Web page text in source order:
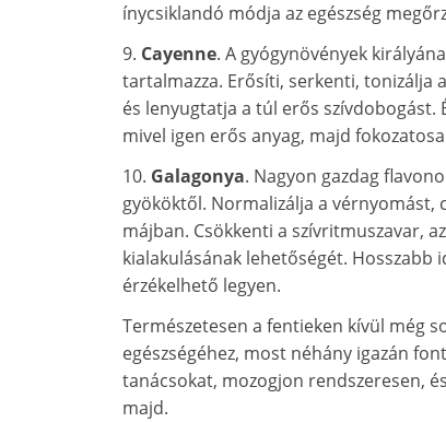
ínycsiklandó módja az egészség
9. Cayenne. A gyógynövények
tartalmazza. Erősíti, serkenti, tonizálja
és lenyugtatja a túl erős szívdobogást.
mivel igen erős anyag, majd
10. Galagonya. Nagyon gazdag
gyököktől. Normalizálja a vérnyomást,
májban. Csökkenti a szívritmuszavar,
kialakulásának lehetőségét. Hosszabb
érzékelhető legyen.
Természetesen a fentieken kívül még
egészségéhez, most néhány igazán
tanácsokat, mozogjon rendszeresen,
majd.